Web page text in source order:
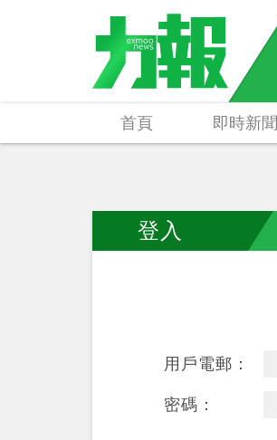
首頁 即時新聞
登入
用戶電郵：
密碼：